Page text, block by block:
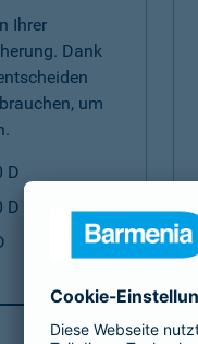
Ihrer
Dank
um
D
D